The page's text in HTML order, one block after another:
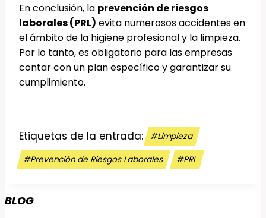
En conclusión, la prevención de riesgos
laborales (PRL) evita numerosos accidentes en
el ámbito de la higiene profesional y la limpieza.
Por lo tanto, es obligatorio para las empresas
contar con un plan específico y garantizar su
cumplimiento.
Etiquetas de la entrada: #Limpieza
#Prevención de Riesgos Laborales #PRL
BLOG